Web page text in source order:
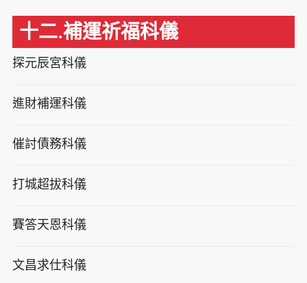
十二.補運祈福科儀
探元辰宮科儀
進財補運科儀
催討債務科儀
打城超拔科儀
賽答天恩科儀
文昌求仕科儀